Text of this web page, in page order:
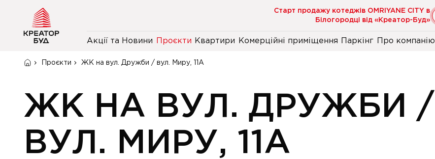
Старт продажу котеджів OMRIYANE CITY в
Білогородці від «Креатор-Буд»
Акції та Новини Проєкти Квартири Комерційні приміщення Паркінг Про компанію
Проєкти ЖК на вул. Дружби / вул. Миру, 11А
ЖК НА ВУЛ. ДРУЖБИ /
ВУЛ. МИРУ, 11А